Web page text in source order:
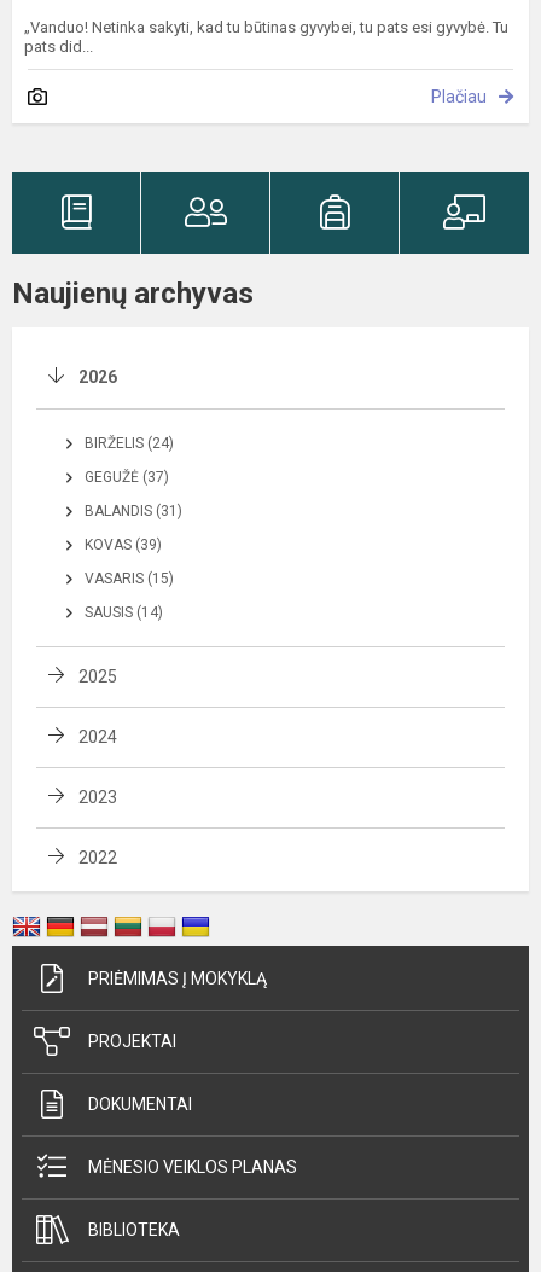
„Vanduo! Netinka sakyti, kad tu būtinas gyvybei, tu pats esi gyvybė. Tu
pats did...
Plačiau
Naujienų archyvas
2026
BIRŽELIS (24)
GEGUŽĖ (37)
BALANDIS (31)
KOVAS (39)
VASARIS (15)
SAUSIS (14)
2025
2024
2023
2022
PRIĖMIMAS Į MOKYKLĄ
PROJEKTAI
DOKUMENTAI
MĖNESIO VEIKLOS PLANAS
BIBLIOTEKA